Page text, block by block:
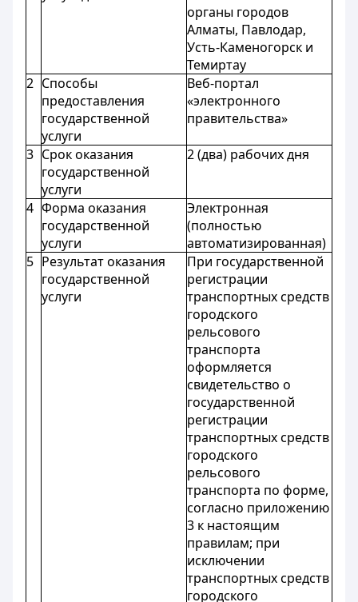
органы городов
Алматы, Павлодар,
Усть-Каменогорск и
Темиртау
2 Способы
предоставления
государственной
услуги
Веб-портал
«электронного
правительства»
3 Срок оказания
государственной
услуги
2 (два) рабочих дня
4 Форма оказания
государственной
услуги
Электронная
(полностью
автоматизированная)
5 Результат оказания
государственной
услуги
При государственной
регистрации
транспортных средств
городского
рельсового
транспорта
оформляется
свидетельство о
государственной
регистрации
транспортных средств
городского
рельсового
транспорта по форме,
согласно приложению
3 к настоящим
правилам; при
исключении
транспортных средств
городского